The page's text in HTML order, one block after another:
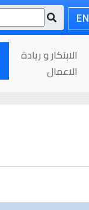
EN
الابتكار و ريادة
الاعمال